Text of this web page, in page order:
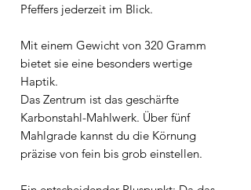
Pfeffers jederzeit im Blick.
Mit einem Gewicht von 320 Gramm
bietet sie eine besonders wertige
Haptik.
Das Zentrum ist das geschärfte
Karbonstahl-Mahlwerk. Über fünf
Mahlgrade kannst du die Körnung
präzise von fein bis grob einstellen.